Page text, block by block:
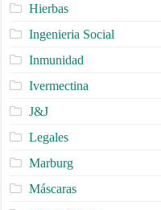
Hierbas
Ingenieria Social
Inmunidad
Ivermectina
J&J
Legales
Marburg
Máscaras